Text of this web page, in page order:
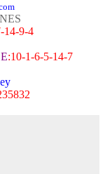
14-9-4
:10-1-6-5-14-7